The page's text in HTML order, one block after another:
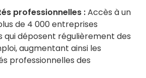
professionnelles :Accès à un
de 4 000 entreprises
qui déposent régulièrement des
augmentant ainsi les
professionnelles des